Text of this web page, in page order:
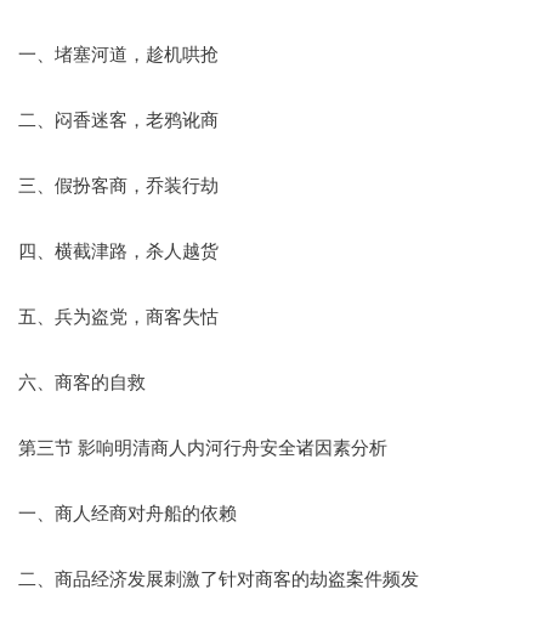
一、堵塞河道，趁机哄抢
二、闷香迷客，老鸦讹商
三、假扮客商，乔装行劫
四、横截津路，杀人越货
五、兵为盗党，商客失怙
六、商客的自救
第三节 影响明清商人内河行舟安全诸因素分析
一、商人经商对舟船的依赖
二、商品经济发展刺激了针对商客的劫盗案件频发